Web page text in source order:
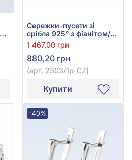
Сережки-пусети зі
срібла 925° з фіанітом/
куб.цирконієм, арт.
2303/1р-CZ
1 467,00 грн
880,20 грн
(арт. 2303/1р-CZ)
Купити
-40%